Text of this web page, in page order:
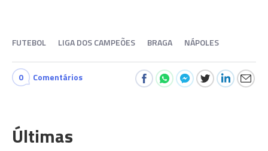
FUTEBOL LIGA DOS CAMPEÕES BRAGA NÁPOLES
0 Comentários
Últimas